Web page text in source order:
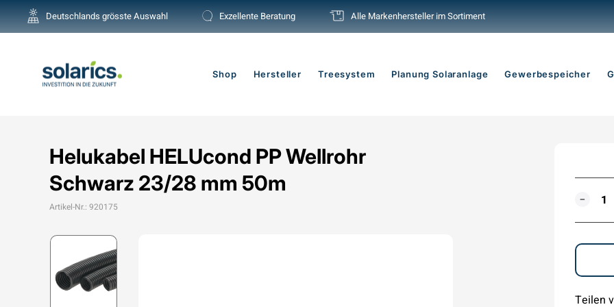
Direkt
zum
Pause
Deutschlands grösste Auswahl Exzellente Beratung Alle Markenhersteller im Sortiment
Shop Hersteller Treesystem Planung Solaranlage Gewerbespeicher
Helukabel HELUcond PP Wellrohr
Schwarz 23/28 mm 50m
Artikel-Nr.: 920175
MENGE
−
Teilen